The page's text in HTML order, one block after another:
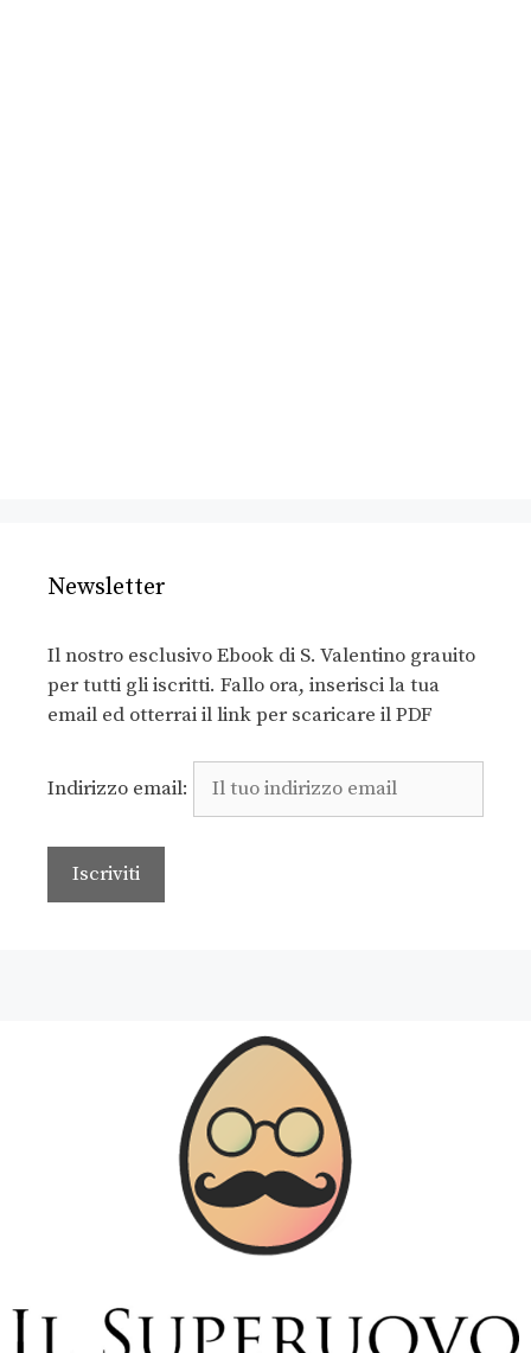
Newsletter
Il nostro esclusivo Ebook di S. Valentino grauito
per tutti gli iscritti. Fallo ora, inserisci la tua
email ed otterrai il link per scaricare il PDF
Indirizzo email: